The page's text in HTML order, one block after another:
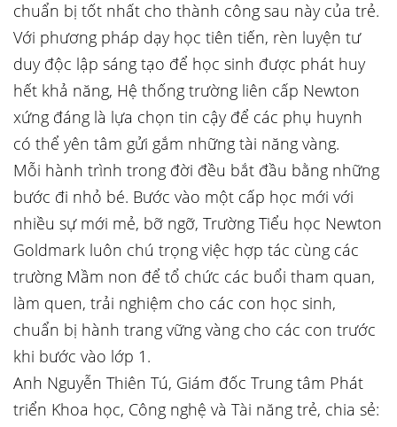
chuẩn bị tốt nhất cho thành công sau này của trẻ.
Với phương pháp dạy học tiên tiến, rèn luyện tư
duy độc lập sáng tạo để học sinh được phát huy
hết khả năng, Hệ thống trường liên cấp Newton
xứng đáng là lựa chọn tin cậy để các phụ huynh
có thể yên tâm gửi gắm những tài năng vàng.
Mỗi hành trình trong đời đều bắt đầu bằng những
bước đi nhỏ bé. Bước vào một cấp học mới với
nhiều sự mới mẻ, bỡ ngỡ, Trường Tiểu học Newton
Goldmark luôn chú trọng việc hợp tác cùng các
trường Mầm non để tổ chức các buổi tham quan,
làm quen, trải nghiệm cho các con học sinh,
chuẩn bị hành trang vững vàng cho các con trước
khi bước vào lớp 1.
Anh Nguyễn Thiên Tú, Giám đốc Trung tâm Phát
triển Khoa học, Công nghệ và Tài năng trẻ, chia sẻ: